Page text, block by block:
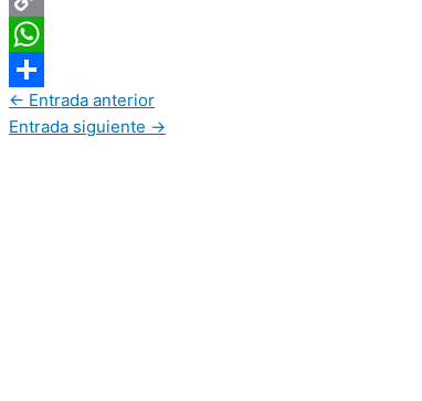
Copy
Link
WhatsApp
Compartir
← Entrada anterior
Entrada siguiente →